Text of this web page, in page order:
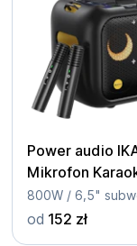
Power audio
Mikrofon
od 152 zł